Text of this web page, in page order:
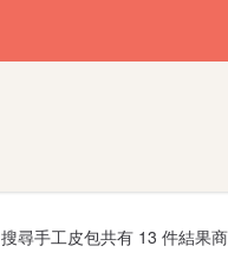
搜尋手工皮包共有 13 件結果